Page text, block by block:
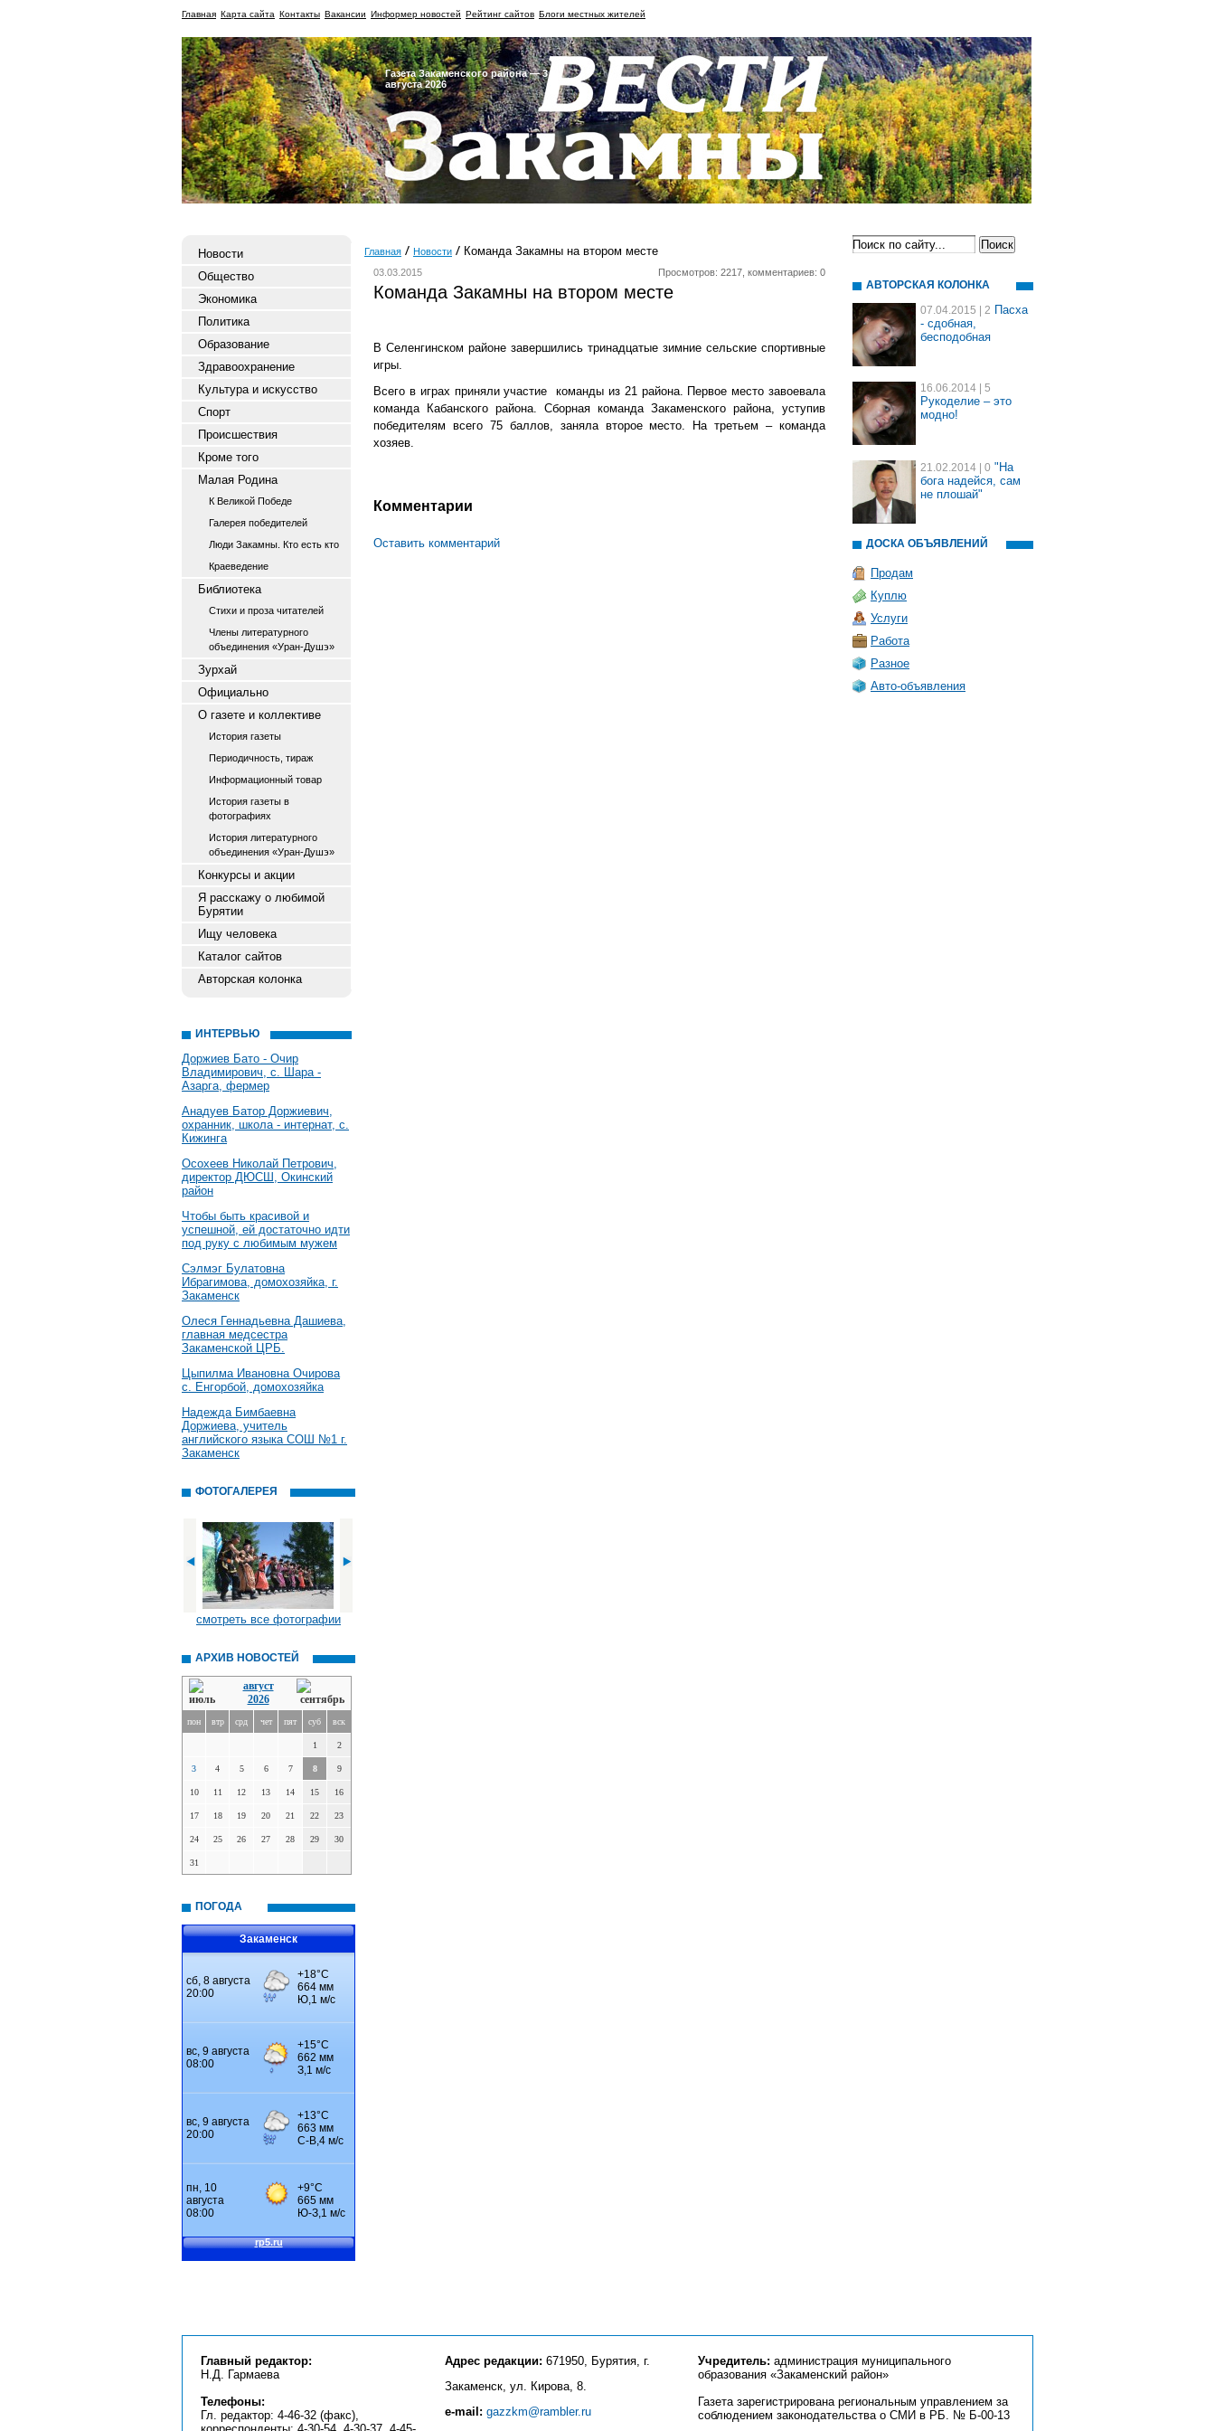
Главная Карта сайта Контакты Вакансии Информер новостей Рейтинг сайтов Блоги местных жителей
Газета Закаменского района — 3
августа 2026
Новости
Общество
Экономика
Политика
Образование
Здравоохранение
Культура и искусство
Спорт
Происшествия
Кроме того
Малая Родина
К Великой Победе
Галерея победителей
Люди Закамны. Кто есть кто
Краеведение
Библиотека
Стихи и проза читателей
Члены литературного
объединения «Уран-Душэ»
Зурхай
Официально
О газете и коллективе
История газеты
Периодичность, тираж
Информационный товар
История газеты в
фотографиях
История литературного
объединения «Уран-Душэ»
Конкурсы и акции
Я расскажу о любимой
Бурятии
Ищу человека
Каталог сайтов
Авторская колонка
ИНТЕРВЬЮ
Доржиев Бато - Очир
Владимирович, с. Шара -
Азарга, фермер
Анадуев Батор Доржиевич,
охранник, школа - интернат, с.
Кижинга
Осохеев Николай Петрович,
директор ДЮСШ, Окинский
район
Чтобы быть красивой и
успешной, ей достаточно идти
под руку с любимым мужем
Сэлмэг Булатовна
Ибрагимова, домохозяйка, г.
Закаменск
Олеся Геннадьевна Дашиева,
главная медсестра
Закаменской ЦРБ.
Цыпилма Ивановна Очирова
с. Енгорбой, домохозяйка
Надежда Бимбаевна
Доржиева, учитель
английского языка СОШ №1 г.
Закаменск
ФОТОГАЛЕРЕЯ
смотреть все фотографии
АРХИВ НОВОСТЕЙ
август
2026
пон втр срд чет пят суб вск
1 2
3 4 5 6 7 8 9
10 11 12 13 14 15 16
17 18 19 20 21 22 23
24 25 26 27 28 29 30
31
ПОГОДА
Закаменск
Главная Новости Команда Закамны на втором месте
03.03.2015 Просмотров: 2217, комментариев: 0
Команда Закамны на втором месте
В Селенгинском районе завершились тринадцатые зимние сельские спортивные
игры.
Всего в играх приняли участие команды из 21 района. Первое место завоевала
команда Кабанского района. Сборная команда Закаменского района, уступив
победителям всего 75 баллов, заняла второе место. На третьем – команда
хозяев.
Комментарии
Оставить комментарий
АВТОРСКАЯ КОЛОНКА
07.04.2015 | 2 Пасха
- сдобная,
бесподобная
16.06.2014 | 5
Рукоделие – это
модно!
21.02.2014 | 0 "На
бога надейся, сам
не плошай"
ДОСКА ОБЪЯВЛЕНИЙ
Продам
Куплю
Услуги
Работа
Разное
Авто-объявления
Главный редактор:
Н.Д. Гармаева
Телефоны:
Гл. редактор: 4-46-32 (факс),
Адрес редакции: 671950, Бурятия, г.
Закаменск, ул. Кирова, 8.
e-mail: gazzkm@rambler.ru
Учредитель: администрация муниципального
образования «Закаменский район»
Газета зарегистрирована региональным управлением за
соблюдением законодательства о СМИ в РБ. № Б-00-13